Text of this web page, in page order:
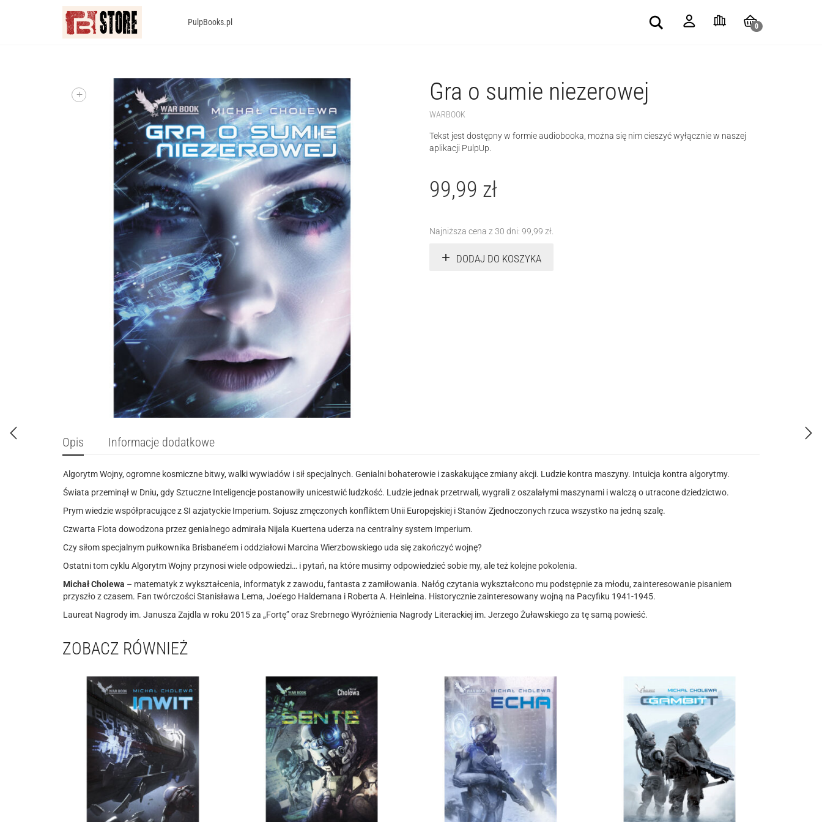
PulpBooks.pl Search
0
+ Gra o sumie niezerowej
WARBOOK
Tekst jest dostępny w formie audiobooka, można się nim cieszyć wyłącznie w naszej
aplikacji PulpUp.
99,99 zł
Najniższa cena z 30 dni: 99,99 zł
DODAJ DO KOSZYKA
Opis Informacje dodatkowe
Algorytm Wojny, ogromne kosmiczne bitwy, walki wywiadów i sił specjalnych. Genialni bohaterowie i zaskakujące zmiany akcji. Ludzie kontra maszyny. Intuicja kontra algorytmy.
Świata przeminął w Dniu, gdy Sztuczne Inteligencje postanowiły unicestwić ludzkość. Ludzie jednak przetrwali, wygrali z oszalałymi maszynami i walczą o utracone dziedzictwo.
Prym wiedzie współpracujące z SI azjatyckie Imperium. Sojusz zmęczonych konfliktem Unii Europejskiej i Stanów Zjednoczonych rzuca wszystko na jedną szalę.
Czwarta Flota dowodzona przez genialnego admirała Nijala Kuertena uderza na centralny system Imperium.
Czy siłom specjalnym pułkownika Brisbane’em i oddziałowi Marcina Wierzbowskiego uda się zakończyć wojnę?
Ostatni tom cyklu Algorytm Wojny przynosi wiele odpowiedzi… i pytań, na które musimy odpowiedzieć sobie my, ale też kolejne pokolenia.
Michał Cholewa – matematyk z wykształcenia, informatyk z zawodu, fantasta z zamiłowania. Nałóg czytania wykształcono mu podstępnie za młodu, zainteresowanie pisaniem
przyszło z czasem. Fan twórczości Stanisława Lema, Joe’ego Haldemana i Roberta A. Heinleina. Historycznie zainteresowany wojną na Pacyfiku 1941-1945.
Laureat Nagrody im. Janusza Zajdla w roku 2015 za „Fortę” oraz Srebrnego Wyróżnienia Nagrody Literackiej im. Jerzego Żuławskiego za tę samą powieść.
ZOBACZ RÓWNIEŻ